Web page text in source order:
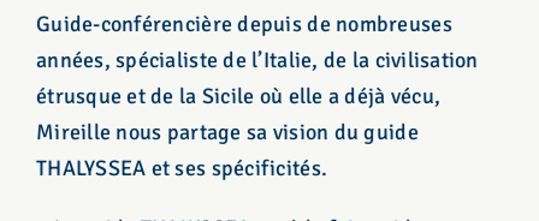
Guide-conférencière depuis de nombreuses
années, spécialiste de l’Italie, de la civilisation
étrusque et de la Sicile où elle a déjà vécu,
Mireille nous partage sa vision du guide
THALYSSEA et ses spécificités.